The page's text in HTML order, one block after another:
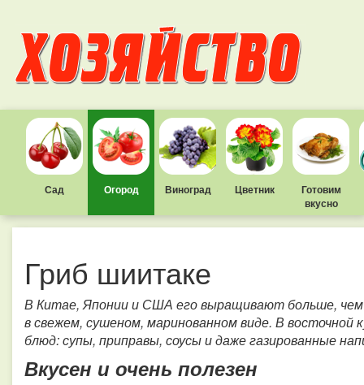
Сад Огород Виноград Цветник
Готовим
вкусно
Гриб шиитаке
В Китае, Японии и США его выращивают больше, чем
в свежем, сушеном, маринованном виде. В
блюд: супы, приправы, соусы и даже газированные
Вкусен и очень полезен